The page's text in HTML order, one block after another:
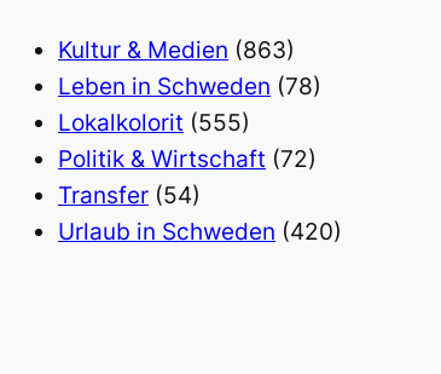
Kultur & Medien (863)
Leben in Schweden (78)
Lokalkolorit (555)
Politik & Wirtschaft (72)
Transfer (54)
Urlaub in Schweden (420)